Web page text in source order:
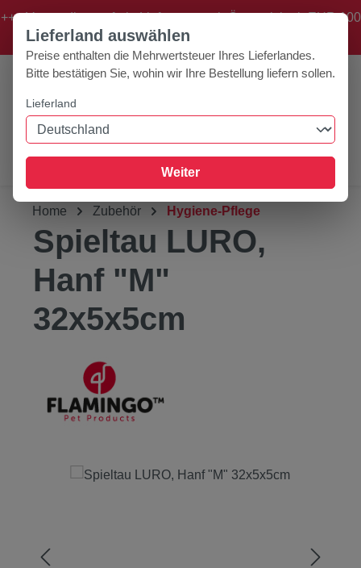
Zum Hauptinhalt springen
+++ Versandkostenfreie Lieferung nach Österreich ab EUR 100
Bestellwert! +++
Du hast 0
Home Zubehör Hygiene-Pflege
Spieltau LURO,
Hanf "M"
32x5x5cm
Bildergalerie überspringen
Lieferland auswählen
Preise enthalten die Mehrwertsteuer Ihres Lieferlandes.
Bitte bestätigen Sie, wohin wir Ihre Bestellung liefern sollen.
Lieferland
Weiter